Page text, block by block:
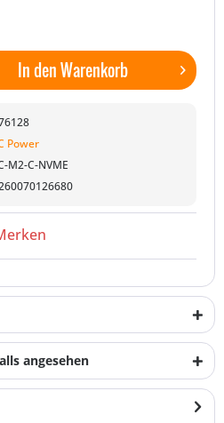
In denWarenkorb
Power
M2-C-NVME
angesehen